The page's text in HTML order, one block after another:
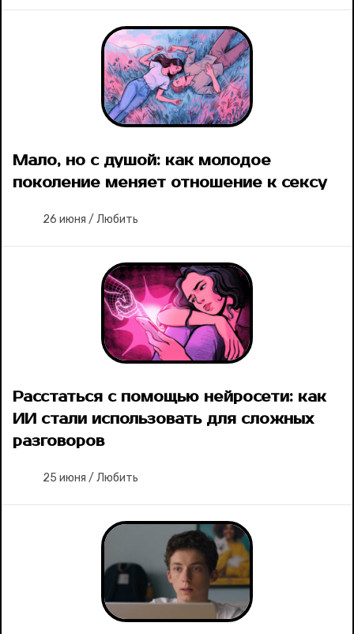
Мало, но с душой: как молодое
поколение меняет отношение к сексу
26 июня / Любить
Расстаться с помощью нейросети: как
ИИ стали использовать для сложных
разговоров
25 июня / Любить